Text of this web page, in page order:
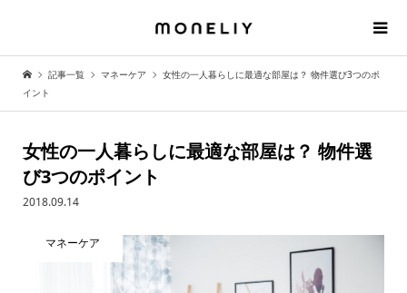
記事一覧 マネーケア
女性の一人暮らしに最適な部屋は？ 物件選び3つのポ
イント
女性の一人暮らしに最適な部屋は？ 物件選
び3つのポイント
2018.09.14
マネーケア